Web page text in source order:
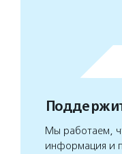
Мы работаем,
информация и